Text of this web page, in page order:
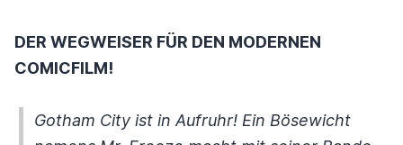
DER WEGWEISER FÜR DEN MODERNEN
COMICFILM!
Gotham City ist in Aufruhr! Ein Bösewicht